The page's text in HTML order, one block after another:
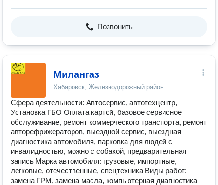
Позвонить
Милангаз
Хабаровск, Железнодорожный район
Сфера деятельности: Автосервис, автотехцентр,
Установка ГБО Оплата картой, базовое сервисное
обслуживание, ремонт коммерческого транспорта, ремонт
авторефрижераторов, выездной сервис, выездная
диагностика автомобиля, парковка для людей с
инвалидностью, можно с собакой, предварительная
запись Марка автомобиля: грузовые, импортные,
легковые, отечественные, спецтехника Виды работ:
замена ГРМ, замена масла, компьютерная диагностика